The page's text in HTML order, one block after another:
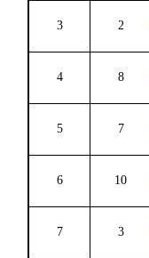
3 2
4 8
5 7
6 10
7 3